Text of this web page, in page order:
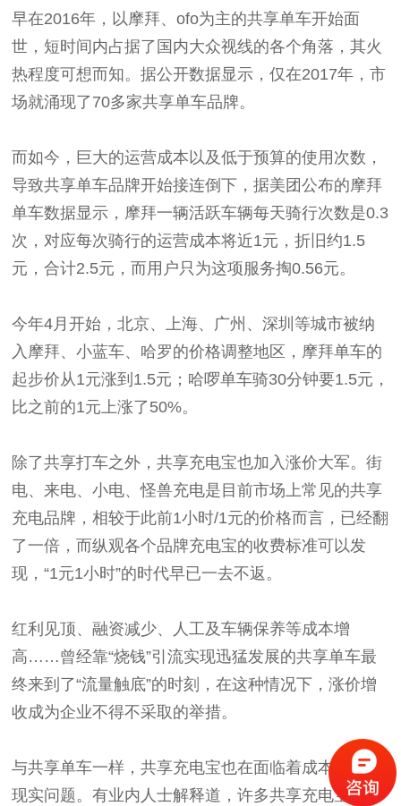
早在2016年，以摩拜、ofo为主的共享单车开始面
世，短时间内占据了国内大众视线的各个角落，其火
热程度可想而知。据公开数据显示，仅在2017年，市
场就涌现了70多家共享单车品牌。
而如今，巨大的运营成本以及低于预算的使用次数，
导致共享单车品牌开始接连倒下，据美团公布的摩拜
单车数据显示，摩拜一辆活跃车辆每天骑行次数是0.3
次，对应每次骑行的运营成本将近1元，折旧约1.5
元，合计2.5元，而用户只为这项服务掏0.56元。
今年4月开始，北京、上海、广州、深圳等城市被纳
入摩拜、小蓝车、哈罗的价格调整地区，摩拜单车的
起步价从1元涨到1.5元；哈啰单车骑30分钟要1.5元，
比之前的1元上涨了50%。
除了共享打车之外，共享充电宝也加入涨价大军。街
电、来电、小电、怪兽充电是目前市场上常见的共享
充电品牌，相较于此前1小时/1元的价格而言，已经翻
了一倍，而纵观各个品牌充电宝的收费标准可以发
现，“1元1小时”的时代早已一去不返。
红利见顶、融资减少、人工及车辆保养等成本增
高……曾经靠“烧钱”引流实现迅猛发展的共享单车最
终来到了“流量触底”的时刻，在这种情况下，涨价增
收成为企业不得不采取的举措。
与共享单车一样，共享充电宝也在面临着成本日增的
现实问题。有业内人士解释道，许多共享充电宝商家